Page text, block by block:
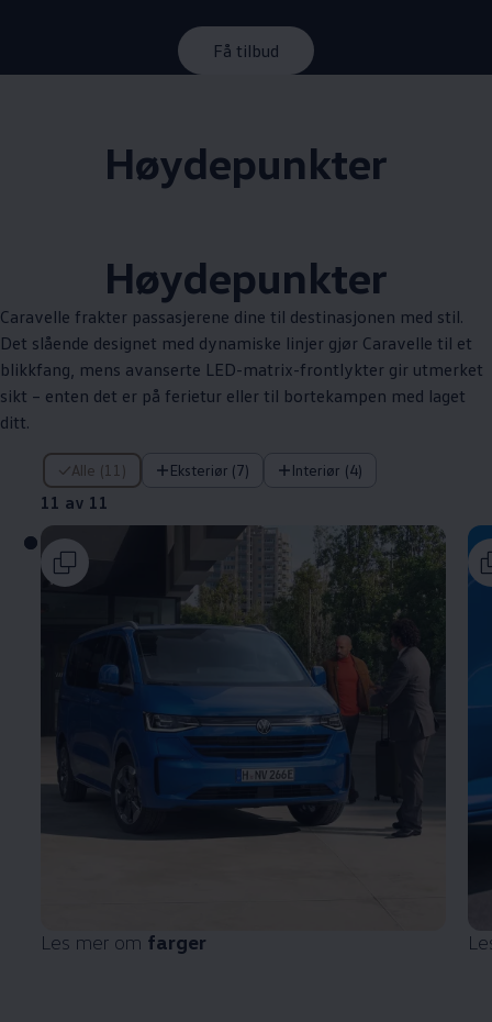
Få tilbud
Høydepunkter
Høydepunkter
Caravelle frakter passasjerene dine til destinasjonen med stil.
Det slående designet med dynamiske linjer gjør Caravelle til et
blikkfang, mens avanserte LED-matrix-frontlykter gir utmerket
sikt – enten det er på ferietur eller til bortekampen med laget
ditt.
Alle (11) Eksteriør (7) Interiør (4)
11 av 11
11 av 11
Les mer om farger